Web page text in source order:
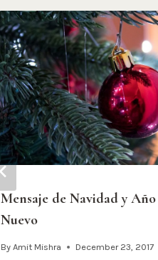
Mensaje de Navidad y Año
Nuevo
By Amit Mishra December 23, 2017